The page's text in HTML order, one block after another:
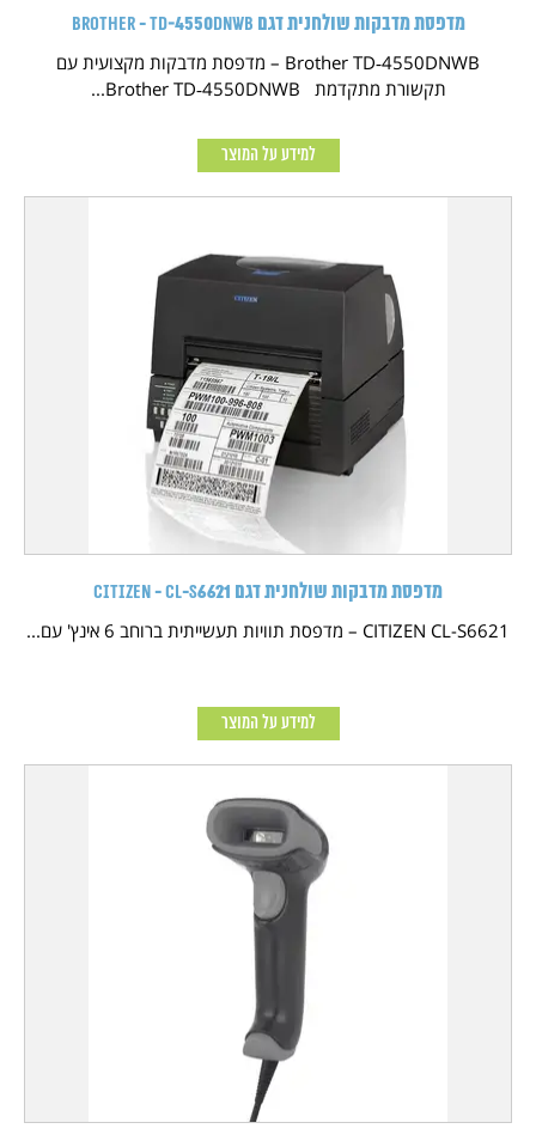
מדפסת מדבקות שולחנית דגם Brother - TD‑4550DNWB
Brother TD‑4550DNWB – מדפסת מדבקות מקצועית עם
תקשורת מתקדמת Brother TD‑4550DNWB...
למידע על המוצר
מדפסת מדבקות שולחנית דגם CITIZEN - CL-S6621
CITIZEN CL-S6621 – מדפסת תוויות תעשייתית ברוחב 6 אינץ' עם...
למידע על המוצר